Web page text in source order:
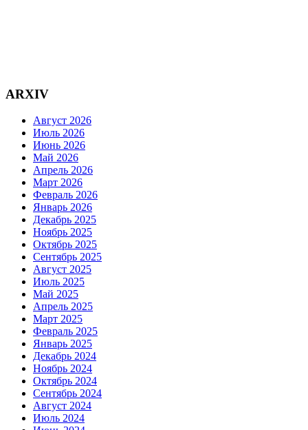
ARXIV
Август 2026
Июль 2026
Июнь 2026
Май 2026
Апрель 2026
Март 2026
Февраль 2026
Январь 2026
Декабрь 2025
Ноябрь 2025
Октябрь 2025
Сентябрь 2025
Август 2025
Июль 2025
Май 2025
Апрель 2025
Март 2025
Февраль 2025
Январь 2025
Декабрь 2024
Ноябрь 2024
Октябрь 2024
Сентябрь 2024
Август 2024
Июль 2024